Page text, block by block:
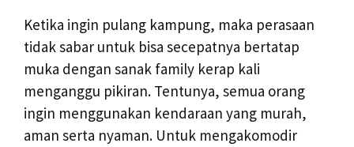
Ketika ingin pulang kampung, maka perasaan
tidak sabar untuk bisa secepatnya bertatap
muka dengan sanak family kerap kali
menganggu pikiran. Tentunya, semua orang
ingin menggunakan kendaraan yang murah,
aman serta nyaman. Untuk mengakomodir